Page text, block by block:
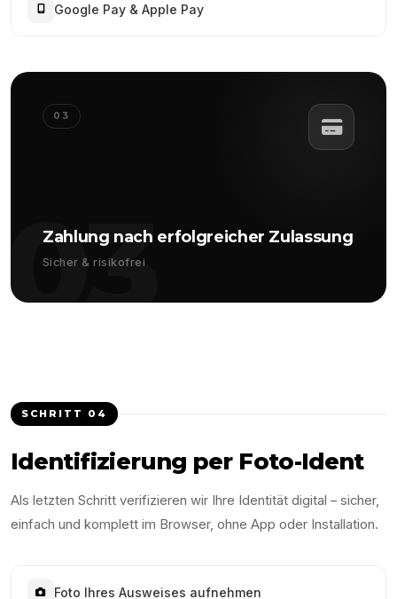
Google Pay & Apple Pay
03
03
Zahlung nach erfolgreicher Zulassung
Sicher & risikofrei
SCHRITT 04
Identifizierung per Foto-Ident
Als letzten Schritt verifizieren wir Ihre Identität digital – sicher,
einfach und komplett im Browser, ohne App oder Installation.
Foto Ihres Ausweises aufnehmen